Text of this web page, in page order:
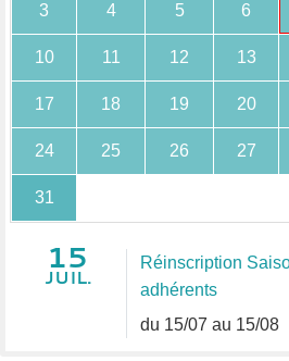
3 4 5 6
10 11 12 13
17 18 19 20
24 25 26 27
31
15
JUIL.
Réinscription
adhérents
du 15/07 au 15/08